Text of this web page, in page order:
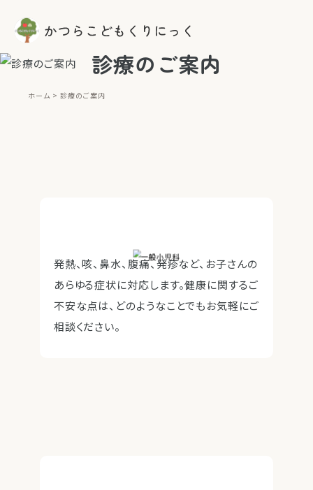
診療のご案内
ホーム 診療のご案内
発熱、咳、鼻水、腹痛、発疹など、お子さんの
あらゆる症状に対応します。健康に関するご
不安な点は、どのようなことでもお気軽にご
相談ください。